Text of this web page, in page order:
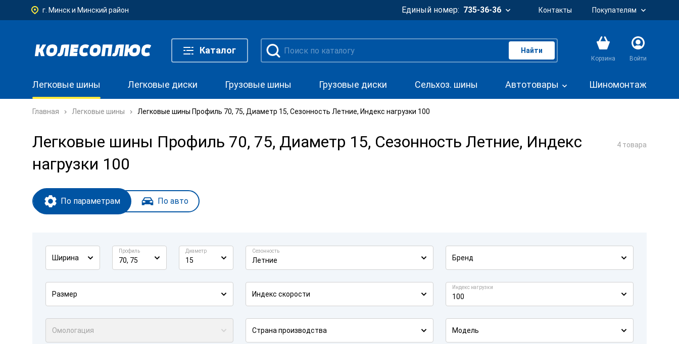
г. Минск и Минский район Единый номер: 735-36-36 Контакты Покупателям
Каталог Найти
Корзина Войти
Легковые шины Легковые диски Грузовые шины Грузовые диски Сельхоз. шины Автотовары Шиномонтаж
Главная Легковые шины Легковые шины Профиль 70, 75, Диаметр 15, Сезонность Летние, Индекс нагрузки 100
Легковые шины Профиль 70, 75, Диаметр 15, Сезонность Летние, Индекс
нагрузки 100
4 товара
По параметрам По авто
Ширина
Профиль
70, 75
Диаметр
15
Сезонность
Летние Бренд
Размер Индекс скорости
Индекс нагрузки
100
Омологация Страна производства Модель